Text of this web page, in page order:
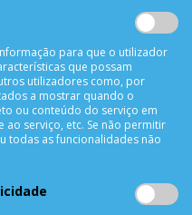
para que o utilizador
que possam
utilizadores como, por
a mostrar quando o
ou conteúdo do serviço em
serviço, etc. Se não permitir
todas as funcionalidades não